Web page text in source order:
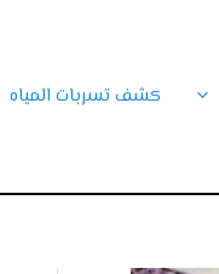
كشف تسربات المياه